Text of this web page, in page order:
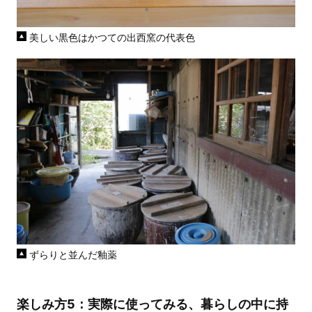
美しい黒色はかつての出西窯の代表色
ずらりと並んだ釉薬
楽しみ方5：実際に使ってみる、暮らしの中に持